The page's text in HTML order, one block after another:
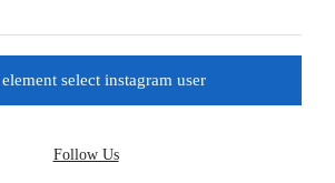
select instagram user
Follow Us